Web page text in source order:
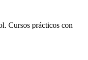
Cursos prácticos con